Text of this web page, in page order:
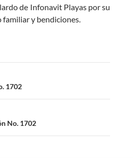
de Infonavit Playas por su
y bendiciones.
1702
No. 1702